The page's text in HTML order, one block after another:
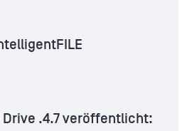
.4.7 veröffentlicht: